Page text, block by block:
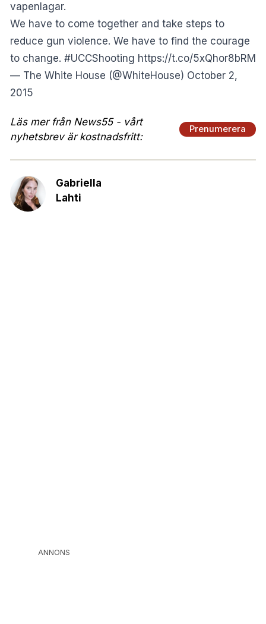
vapenlagar.
We have to come together and take steps to
reduce gun violence. We have to find the courage
to change. #UCCShooting https://t.co/5xQhor8bRM
— The White House (@WhiteHouse) October 2,
2015
Läs mer från News55 - vårt
nyhetsbrev är kostnadsfritt:
Prenumerera
Gabriella
Lahti
ANNONS